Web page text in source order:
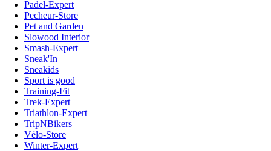
Padel-Expert
Pecheur-Store
Pet and Garden
Slowood Interior
Smash-Expert
Sneak'In
Sneakids
Sport is good
Training-Fit
Trek-Expert
Triathlon-Expert
TripNBikers
Vélo-Store
Winter-Expert